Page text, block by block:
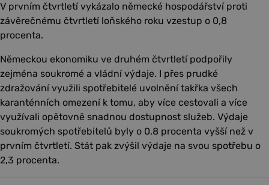
V prvním čtvrtletí vykázalo německé hospodářství proti
závěrečnému čtvrtletí loňského roku vzestup o 0,8
procenta.
Německou ekonomiku ve druhém čtvrtletí podpořily
zejména soukromé a vládní výdaje. I přes prudké
zdražování využili spotřebitelé uvolnění takřka všech
karanténních omezení k tomu, aby více cestovali a více
využívali opětovně snadnou dostupnost služeb. Výdaje
soukromých spotřebitelů byly o 0,8 procenta vyšší než v
prvním čtvrtletí. Stát pak zvýšil výdaje na svou spotřebu o
2,3 procenta.